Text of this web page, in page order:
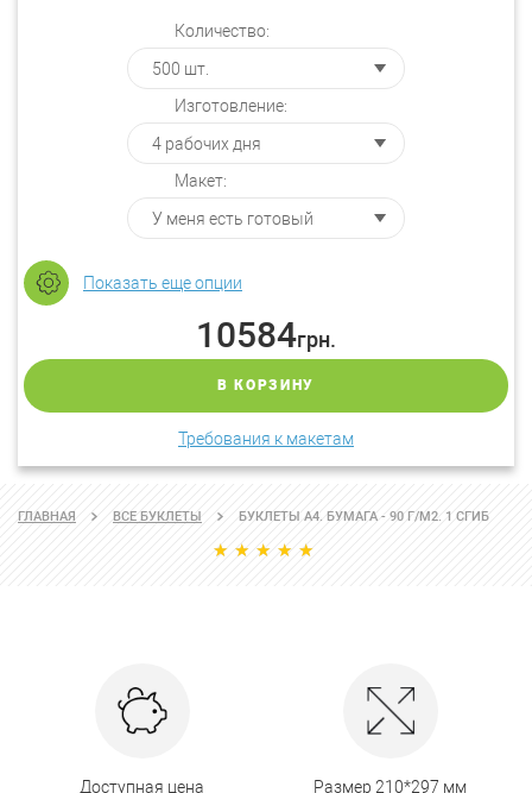
Количество:
Изготовление:
Макет:
Показать еще опции
10584грн.
В КОРЗИНУ
Требования к макетам
ГЛАВНАЯ ВСЕ БУКЛЕТЫ БУКЛЕТЫ А4. БУМАГА - 90 Г/М2. 1 СГИБ
Доступная цена Размер 210*297 мм